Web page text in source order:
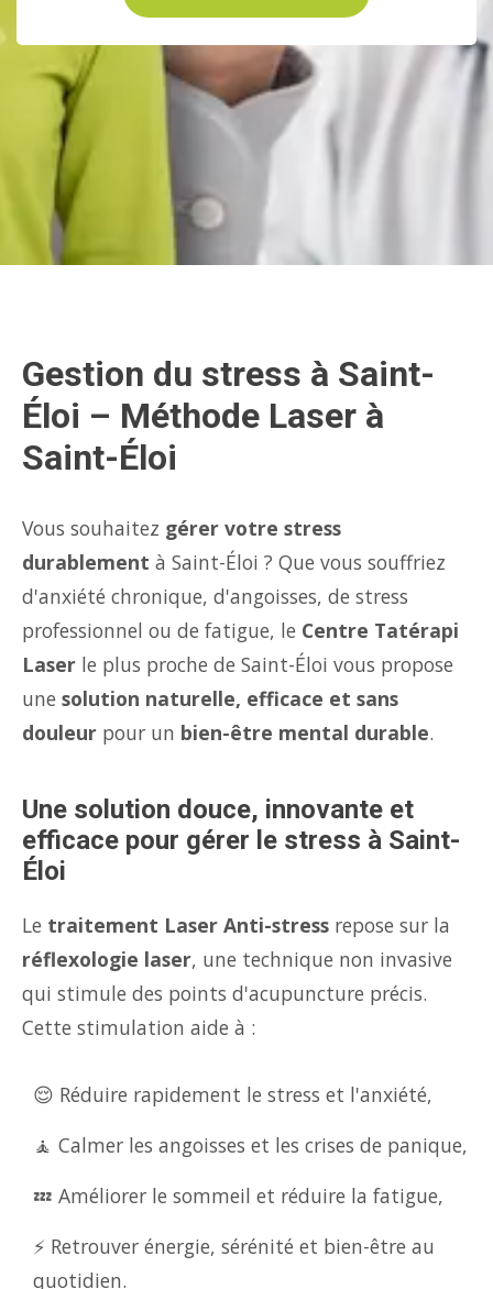
Gestion du stress à Saint-
Éloi – Méthode Laser à
Saint-Éloi
Vous souhaitez gérer votre stress
durablement à Saint-Éloi ? Que vous souffriez
d'anxiété chronique, d'angoisses, de stress
professionnel ou de fatigue, le Centre Tatérapi
Laser le plus proche de Saint-Éloi vous propose
une solution naturelle, efficace et sans
douleur pour un bien-être mental durable.
Une solution douce, innovante et
efficace pour gérer le stress à Saint-
Éloi
Le traitement Laser Anti-stress repose sur la
réflexologie laser, une technique non invasive
qui stimule des points d'acupuncture précis.
Cette stimulation aide à :
😌 Réduire rapidement le stress et l'anxiété,
🧘 Calmer les angoisses et les crises de panique,
💤 Améliorer le sommeil et réduire la fatigue,
⚡ Retrouver énergie, sérénité et bien-être au
quotidien.